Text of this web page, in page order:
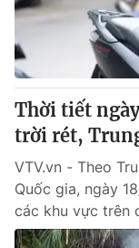
Thời tiết
trời rét,
VTV.vn - Theo
Quốc gia, ngày
các khu vực trên